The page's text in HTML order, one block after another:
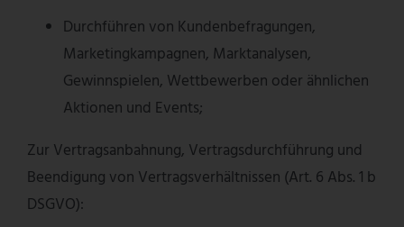
Durchführen von Kundenbefragungen,
Marketingkampagnen, Marktanalysen,
Gewinnspielen, Wettbewerben oder ähnlichen
Aktionen und Events;
Zur Vertragsanbahnung, Vertragsdurchführung und
Beendigung von Vertragsverhältnissen (Art. 6 Abs. 1 b
DSGVO):